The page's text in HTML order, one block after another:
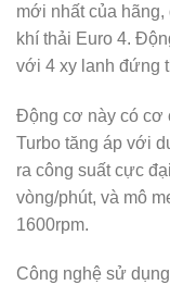
mới nhất của
khí thải Euro 4.
với 4 xy lanh đứng
Động cơ này có cơ
Turbo tăng áp với
ra công suất cực
vòng/phút, và mô
1600rpm.
Công nghệ sử